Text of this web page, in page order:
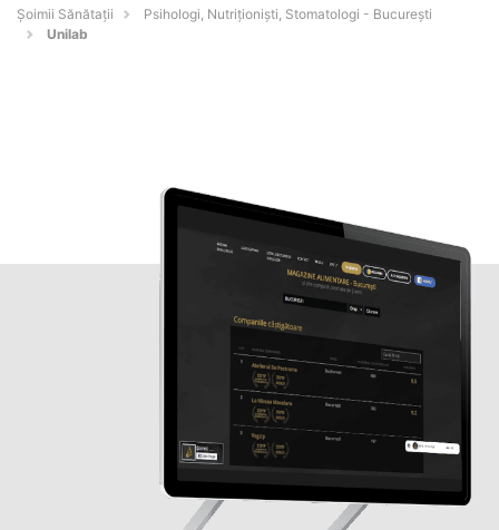
Şoimii Sănătații
Psihologi, Nutriționiști, Stomatologi - Bucureşti
Unilab